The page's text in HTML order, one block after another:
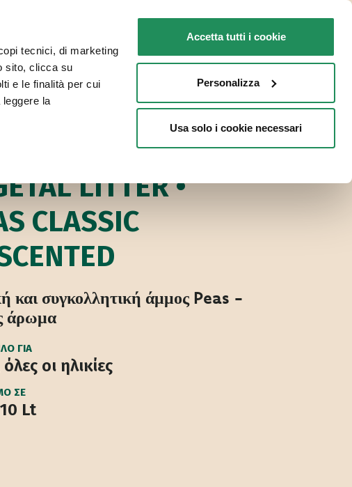
tecnici, di marketing
sito, clicca su
e le finalità per cui
la
Accetta tutti i cookie
Personalizza
Usa solo i cookie necessari
Επικοινωνία
ΣΑΣ ΓΙΑ ΤΗ ΓΆΤΑ ΣΑΣ ΣΗΜΕΙΑ ΠΩΛΗΣΗΣ
LITTER •
CLASSIC
και συγκολλητική άμμος Peas -
άρωμα
ΓΙΑ
όλες οι ηλικίες
ΣΕ
Lt